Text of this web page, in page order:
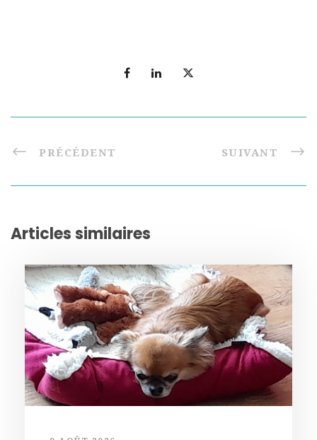
PRÉCÉDENT SUIVANT
Articles similaires